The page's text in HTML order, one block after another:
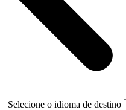
Selecione o idioma de destino